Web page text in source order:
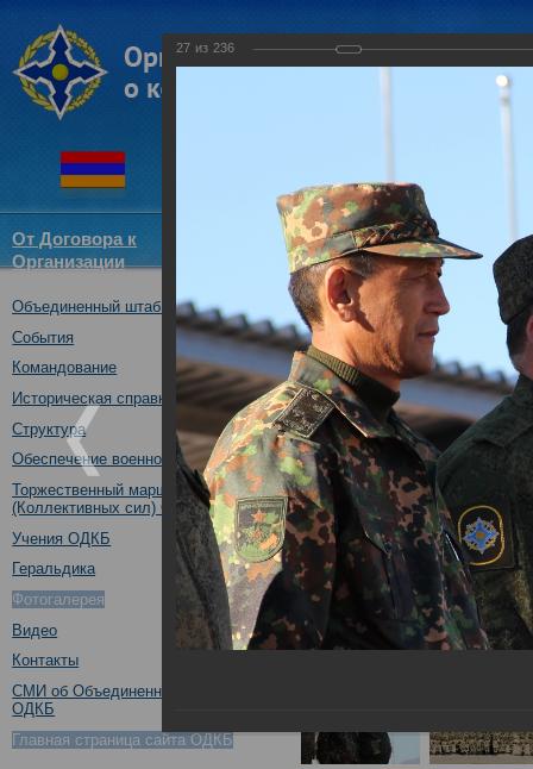
От Договора к
Организации
Структура
ОДКБ
Новости
Объединенный штаб ОДКБ
События
Командование
Историческая справка
Структура
Обеспечение военной безопасности
Торжественный марш Войск
(Коллективных сил) ОДКБ
Учения ОДКБ
Геральдика
Фотогалерея
Видео
Контакты
СМИ об Объединенном штабе
ОДКБ
Главная страница сайта ОДКБ
Совместное тактическое
«Рубеж-2016»
04.10.2016
27 из 236